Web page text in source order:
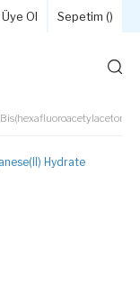
Üye Ol Sepetim ()